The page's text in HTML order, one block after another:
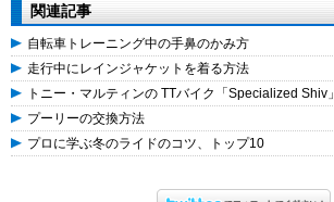
関連記事
自転車トレーニング中の手鼻のかみ方
走行中にレインジャケットを着る方法
トニー・マルティンの TTバイク「Specialized Shiv」
プーリーの交換方法
プロに学ぶ冬のライドのコツ、トップ10